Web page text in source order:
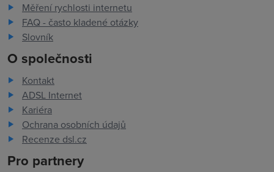
Měření rychlosti internetu
FAQ - často kladené otázky
Slovník
O společnosti
Kontakt
ADSL Internet
Kariéra
Ochrana osobních údajů
Recenze dsl.cz
Pro partnery